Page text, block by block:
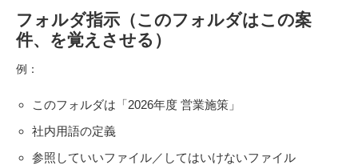
フォルダ指示（このフォルダはこの案
件、を覚えさせる）
例：
このフォルダは「2026年度 営業施策」
社内用語の定義
参照していいファイル／してはいけないファイル